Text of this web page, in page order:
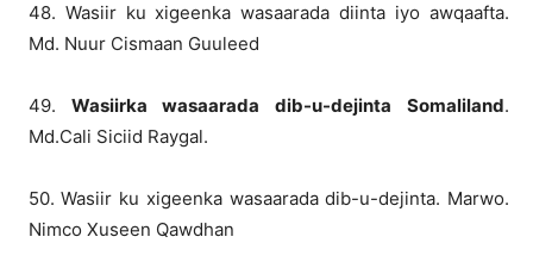
48. Wasiir ku xigeenka wasaarada diinta iyo awqaafta.
Md. Nuur Cismaan Guuleed
49. Wasiirka wasaarada dib-u-dejinta Somaliland.
Md.Cali Siciid Raygal.
50. Wasiir ku xigeenka wasaarada dib-u-dejinta. Marwo.
Nimco Xuseen Qawdhan